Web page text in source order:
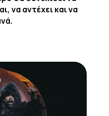
να αντέχει και να